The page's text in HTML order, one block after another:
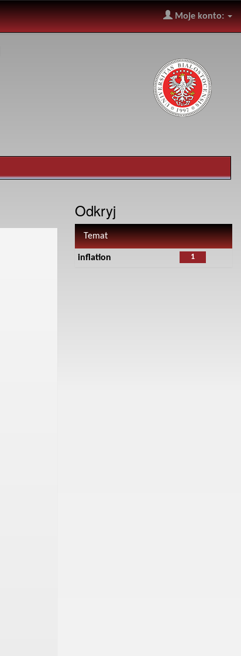
Moje konto:
Odkryj
Temat
1
inflation